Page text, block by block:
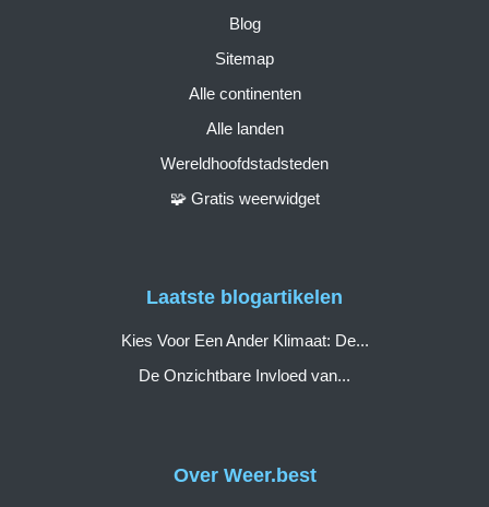
Over Weer.best
Blog
Sitemap
Alle continenten
Alle landen
Wereldhoofdstadsteden
🧩 Gratis weerwidget
Laatste blogartikelen
Kies Voor Een Ander Klimaat: De...
De Onzichtbare Invloed van...